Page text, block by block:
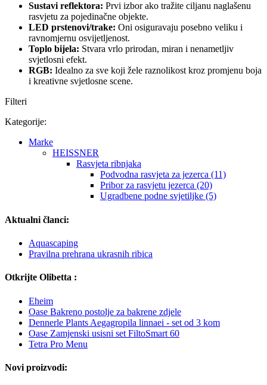
Sustavi reflektora: Prvi izbor ako tražite ciljanu naglašenu
rasvjetu za pojedinačne objekte.
LED prstenovi/trake: Oni osiguravaju posebno veliku i
ravnomjernu osvijetljenost.
Toplo bijela: Stvara vrlo prirodan, miran i nenametljiv
svjetlosni efekt.
RGB: Idealno za sve koji žele raznolikost kroz promjenu boja
i kreativne svjetlosne scene.
Filteri
Kategorije:
Marke
HEISSNER
Rasvjeta ribnjaka
Podvodna rasvjeta za jezerca (11)
Pribor za rasvjetu jezerca (20)
Ugradbene podne svjetiljke (5)
Aktualni članci:
Aquascaping
Pravilna prehrana ukrasnih ribica
Otkrijte Olibetta :
Eheim
Oase Bakreno postolje za bakrene zdjele
Dennerle Plants Aegagropila linnaei - set od 3 kom
Oase Zamjenski usisni set FiltoSmart 60
Tetra Pro Menu
Novi proizvodi: